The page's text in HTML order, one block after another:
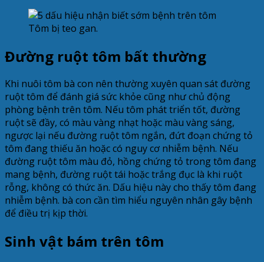
Tôm bị teo gan.
Đường ruột tôm bất thường
Khi nuôi tôm bà con nên thường xuyên quan sát đường
ruột tôm để đánh giá sức khỏe cũng như chủ động
phòng bệnh trên tôm. Nếu tôm phát triển tốt, đường
ruột sẽ đầy, có màu vàng nhạt hoặc màu vàng sáng,
ngược lại nếu đường ruột tôm ngắn, đứt đoạn chứng tỏ
tôm đang thiếu ăn hoặc có nguy cơ nhiễm bệnh. Nếu
đường ruột tôm màu đỏ, hồng chứng tỏ trong tôm đang
mang bệnh, đường ruột tái hoặc trắng đục là khi ruột
rỗng, không có thức ăn. Dấu hiệu này cho thấy tôm đang
nhiễm bệnh. bà con cần tìm hiểu nguyên nhân gây bệnh
để điều trị kịp thời.
Sinh vật bám trên tôm